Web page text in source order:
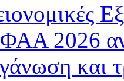
2026
και